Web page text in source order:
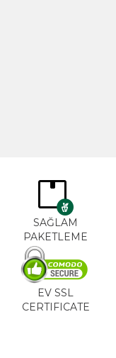
SAĞLAM
PAKETLEME
EV SSL
CERTIFICATE